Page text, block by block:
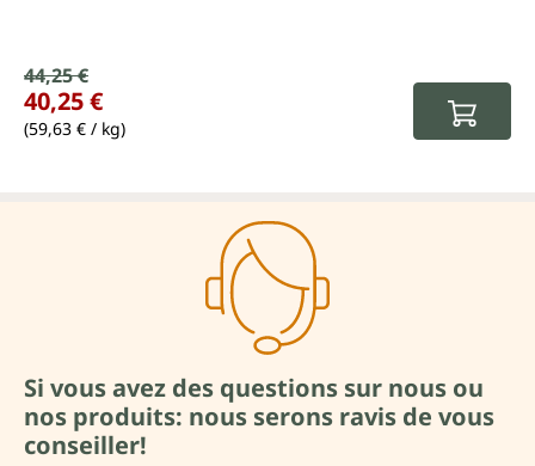
Prix de vente :
Prix régulier :
44,25 €
40,25 €
(59,63 € / kg)
Si vous avez des questions sur nous ou
nos produits: nous serons ravis de vous
conseiller!